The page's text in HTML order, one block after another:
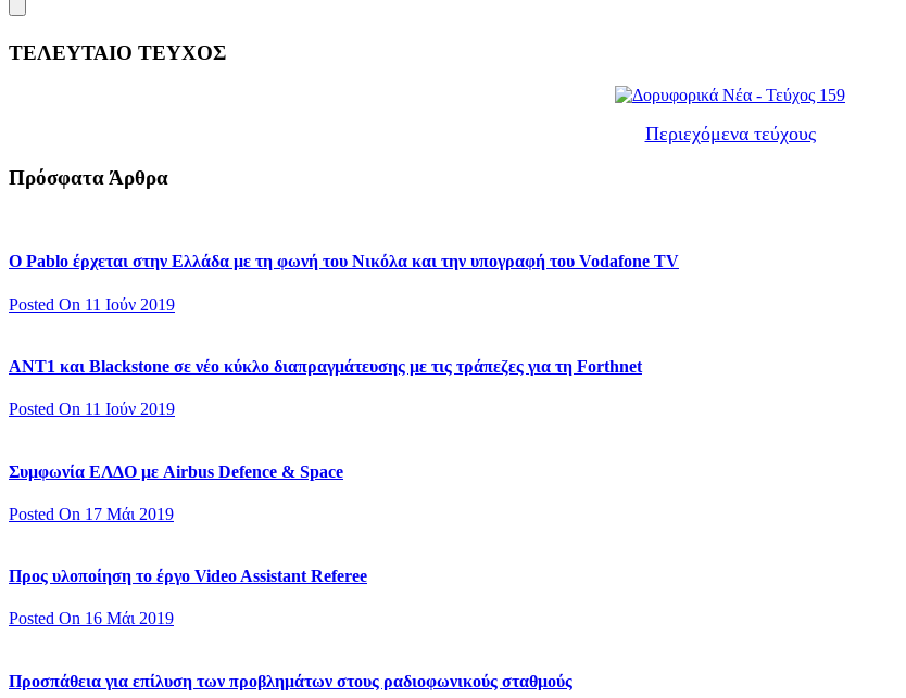
ΤΕΛΕΥΤΑΙΟ ΤΕΥΧΟΣ
Περιεχόμενα τεύχους
Πρόσφατα Άρθρα
Ο Pablo έρχεται στην Ελλάδα με τη φωνή του Νικόλα και την υπογραφή του Vodafone TV
Posted On 11 Ιούν 2019
ΑΝΤ1 και Blackstone σε νέο κύκλο διαπραγμάτευσης με τις τράπεζες για τη Forthnet
Posted On 11 Ιούν 2019
Συμφωνία ΕΛΔΟ με Airbus Defence & Space
Posted On 17 Μάι 2019
Προς υλοποίηση το έργο Video Assistant Referee
Posted On 16 Μάι 2019
Προσπάθεια για επίλυση των προβλημάτων στους ραδιοφωνικούς σταθμούς